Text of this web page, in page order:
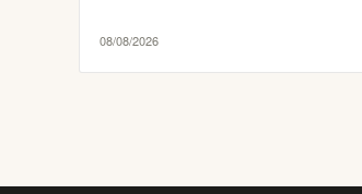
08/08/2026